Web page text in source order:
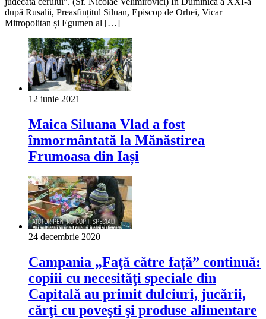
după Rusalii, Preasfințitul Siluan, Episcop de Orhei, Vicar
Mitropolitan și Egumen al […]
12 iunie 2021
Maica Siluana Vlad a fost
înmormântată la Mănăstirea
Frumoasa din Iași
24 decembrie 2020
Campania „Faţă către față” continuă:
copiii cu necesităţi speciale din
Capitală au primit dulciuri, jucării,
cărţi cu poveşti şi produse alimentare